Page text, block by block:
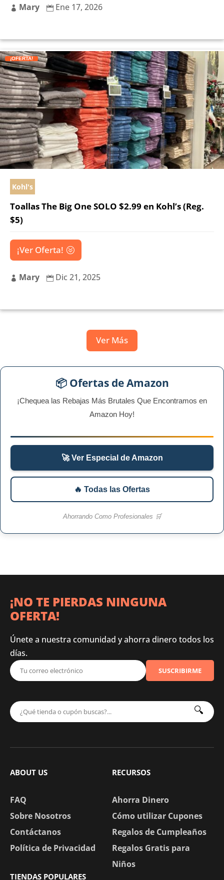
 Mary  Ene 17, 2026
¡OFERTA!
Kohl's
Toallas The Big One SOLO $2.99 en Kohl’s (Reg.
$5)
¡Ver Oferta!
 Mary  Dic 21, 2025
Ver Más
📦 Ofertas de Amazon
¡Chequea las Rebajas Más Brutales Que Encontramos en
Amazon Hoy!
🚀 Ver Especial de Amazon
🔥 Todas las Ofertas
Ahorrando Como Profesionales 🛒
¡NO TE PIERDAS NINGUNA
OFERTA!
Únete a nuestra comunidad y ahorra dinero todos los
días.
SUSCRIBIRME
🔍
ABOUT US
FAQ
Sobre Nosotros
Contáctanos
Política de Privacidad
RECURSOS
Ahorra Dinero
Cómo utilizar Cupones
Regalos de Cumpleaños
Regalos Gratis para
Niños
TIENDAS POPULARES